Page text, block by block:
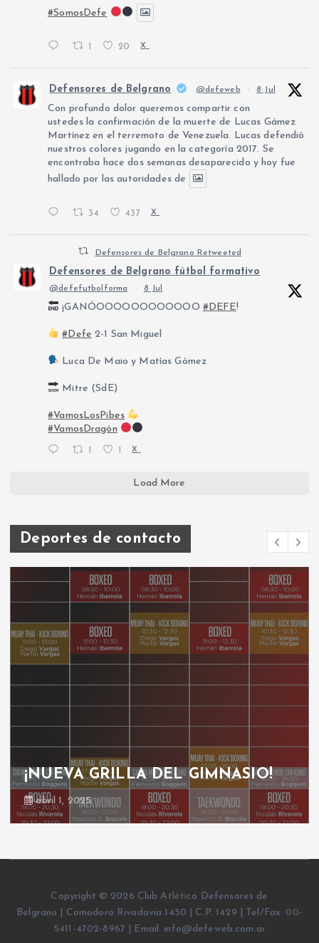
#SomosDefe
20 X
Defensores de Belgrano @defeweb · 8 Jul
Con profundo dolor queremos compartir con
ustedes la confirmación de la muerte de Lucas Gámez
Martínez en el terremoto de Venezuela. Lucas defendió
nuestros colores jugando en la categoría 2017. Se
encontraba hace dos semanas desaparecido y hoy fue
hallado por las autoridades de
34 437 X
Defensores de Belgrano Retweeted
Defensores de Belgrano fútbol formativo
@defefutbolforma · 8 Jul
¡GANÓOOOOOOOOOOOO #DEFE!
#Defe 2-1 San Miguel
Luca De Maio y Matías Gómez
Mitre (SdE)
#VamosLosPibes
#VamosDragón
1 1 X
Load More
Deportes de contacto
¡NUEVA GRILLA DEL GIMNASIO!
abril 1, 2025
Copyright © 2026 Club Atlético Defensores de
Belgrano | Comodoro Rivadavia 1450 | C.P. 1429 | Tel/Fax: 00-
5411-4702-8967 | Email: info@defeweb.com.ar